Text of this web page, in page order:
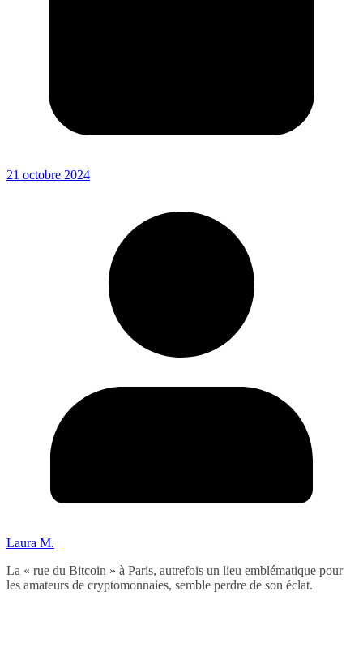
21 octobre 2024
Laura M.
La « rue du Bitcoin » à Paris, autrefois un lieu emblématique pour
les amateurs de cryptomonnaies, semble perdre de son éclat.